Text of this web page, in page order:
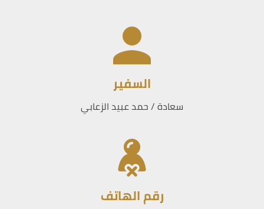
السفير
سعادة / حمد عبيد الزعابي
رقم الهاتف